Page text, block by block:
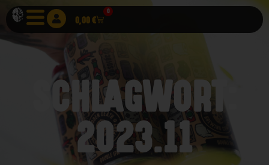
0,00€
0
SCHLAGWORT:
2023.11